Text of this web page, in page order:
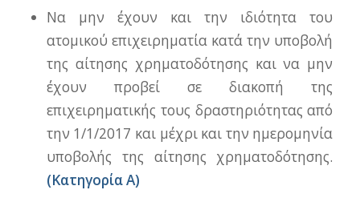
Να μην έχουν και την ιδιότητα του
ατομικού επιχειρηματία κατά την υποβολή
της αίτησης χρηματοδότησης και να μην
έχουν προβεί σε διακοπή της
επιχειρηματικής τους δραστηριότητας από
την 1/1/2017 και μέχρι και την ημερομηνία
υποβολής της αίτησης χρηματοδότησης.
(Κατηγορία Α)